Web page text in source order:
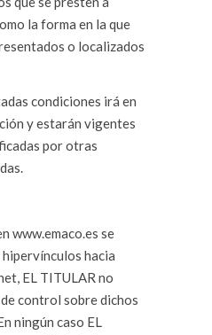
la forma en la que
o localizados
condiciones irá en
y estarán vigentes
por otras
www.emaco.es se
hacia
EL TITULAR no
control sobre dichos
ningún caso EL